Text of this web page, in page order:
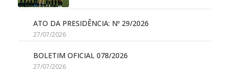
ATO DA PRESIDÊNCIA: Nº 29/2026
27/07/2026
BOLETIM OFICIAL 078/2026
27/07/2026